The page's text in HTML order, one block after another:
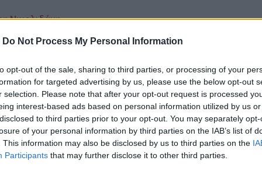
Do Not Process My Personal Information
opt-out of the sale, sharing to third parties, or processing of your
for targeted advertising by us, please use the below opt-out
selection. Please note that after your opt-out request is processed
interest-based ads based on personal information utilized by us
to third parties prior to your opt-out. You may separately
of your personal information by third parties on the IAB’s list of
This information may also be disclosed by us to third parties on the
Participants that may further disclose it to other third parties.
Νικολιδάκη
της Σπηλαιολογικής
Google Newsκαι στοFacebook
μας στοYouTube